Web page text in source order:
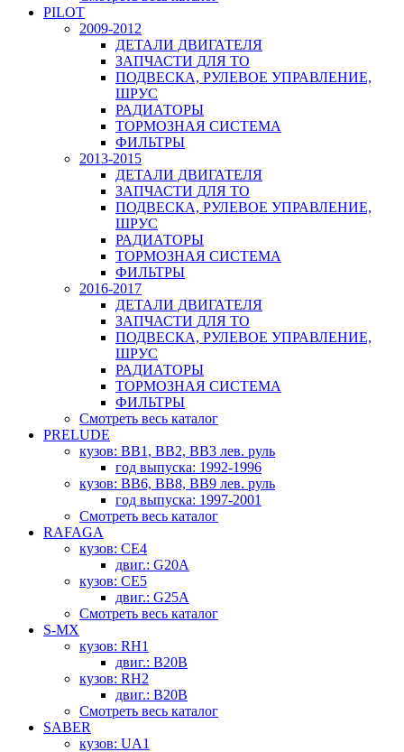
PILOT
2009-2012
ДЕТАЛИ ДВИГАТЕЛЯ
ЗАПЧАСТИ ДЛЯ ТО
ПОДВЕСКА, РУЛЕВОЕ УПРАВЛЕНИЕ,
ШРУС
РАДИАТОРЫ
ТОРМОЗНАЯ СИСТЕМА
ФИЛЬТРЫ
2013-2015
ДЕТАЛИ ДВИГАТЕЛЯ
ЗАПЧАСТИ ДЛЯ ТО
ПОДВЕСКА, РУЛЕВОЕ УПРАВЛЕНИЕ,
ШРУС
РАДИАТОРЫ
ТОРМОЗНАЯ СИСТЕМА
ФИЛЬТРЫ
2016-2017
ДЕТАЛИ ДВИГАТЕЛЯ
ЗАПЧАСТИ ДЛЯ ТО
ПОДВЕСКА, РУЛЕВОЕ УПРАВЛЕНИЕ,
ШРУС
РАДИАТОРЫ
ТОРМОЗНАЯ СИСТЕМА
ФИЛЬТРЫ
Смотреть весь каталог
PRELUDE
кузов: BB1, BB2, BB3 лев. руль
год выпуска: 1992-1996
кузов: BB6, BB8, BB9 лев. руль
год выпуска: 1997-2001
Смотреть весь каталог
RAFAGA
кузов: CE4
двиг.: G20A
кузов: CE5
двиг.: G25A
Смотреть весь каталог
S-MX
кузов: RH1
двиг.: B20B
кузов: RH2
двиг.: B20B
Смотреть весь каталог
SABER
кузов: UA1